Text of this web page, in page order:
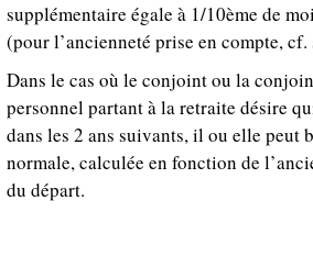
supplémentaire égale à 1/10ème de
(pour l’ancienneté prise en compte, cf.
Dans le cas où le conjoint ou la
personnel partant à la retraite désire
dans les 2 ans suivants, il ou elle peut
normale, calculée en fonction de
du départ.